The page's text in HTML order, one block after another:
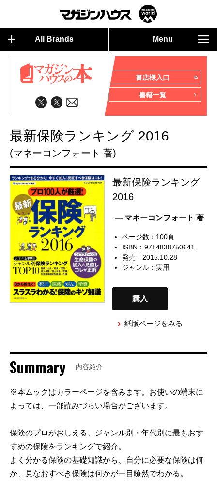
All Brands Menu
書店様入口
書籍一覧
最新保険ランキング 2016
(マネーコンフォート 著)
最新保険ランキング
2016
— マネーコンフォート 著
ページ数：100頁
ISBN：9784838750641
発売：2015.10.28
ジャンル：実用
購入
紙版ページをみる
Summary 内容紹介
※本ムックはカラーページを含みます。お使いの端末に
よっては、一部読みづらい場合がございます。
保険のプロがおしえる、ジャンル別・年代別に最もおす
すめの保険をランキングで紹介。
よく分かる保険の基礎知識から、自分に必要な保険は何
か、見なおすべき保険は何かが一目瞭然でわかる。